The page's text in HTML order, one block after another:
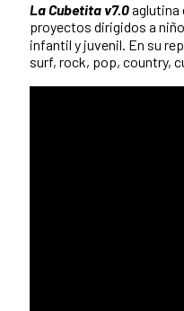
La Cubetita v7.0aglutina
proyectos dirigidos a
infantil y juvenil. En su
surf, rock, pop, country,